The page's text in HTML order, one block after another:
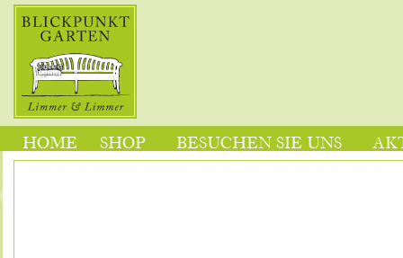
HOME SHOP BESUCHEN SIE UNS